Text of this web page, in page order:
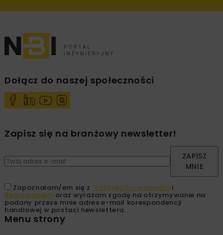
Dołącz do naszej społeczności
Zapisz się na branżowy newsletter!
ZAPISZ
MNIE
Zapoznałam/em się z Polityką Prywatności i
Regulaminem oraz wyrażam zgodę na otrzymywanie na
podany przeze mnie adres e-mail korespondencji
handlowej w postaci newslettera.
Menu strony